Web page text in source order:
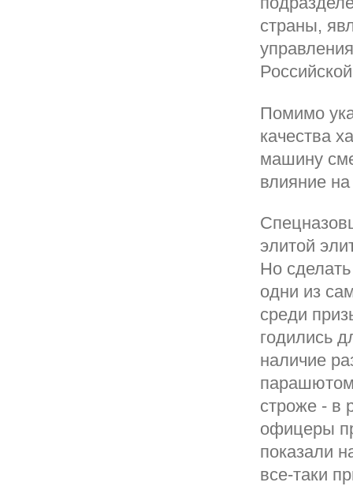
страны,
Помимо
качества
машину
влияние
элитой
Но
одни из
среди
годились
наличие
строже - в
офицеры
показали
все-таки